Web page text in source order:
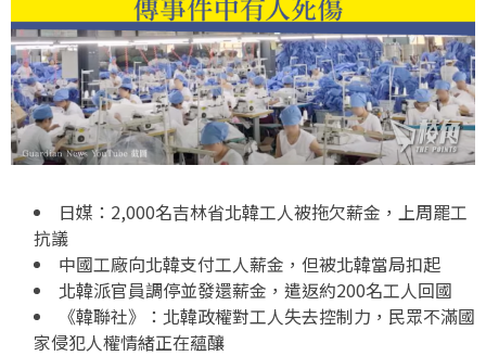
日媒：2,000名吉林省北韓工人被拖欠薪金，上周罷工
抗議
中國工廠向北韓支付工人薪金，但被北韓當局扣起
北韓派官員調停並發還薪金，遣返約200名工人回國
《韓聯社》：北韓政權對工人失去控制力，民眾不滿國
家侵犯人權情緒正在蘊釀